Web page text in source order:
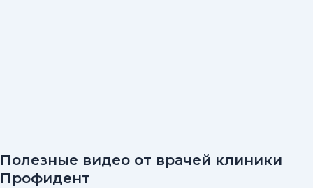
Полезные видео от врачей клиники
Профидент